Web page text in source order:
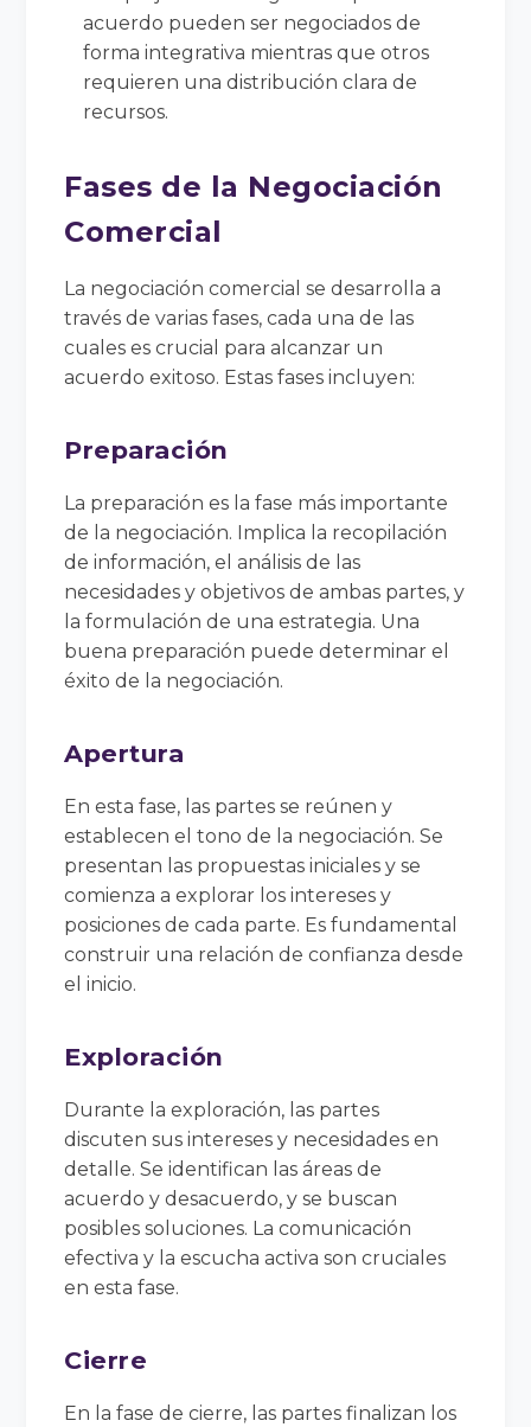
acuerdo pueden ser negociados de
forma integrativa mientras que otros
requieren una distribución clara de
recursos.
Fases de la Negociación
Comercial
La negociación comercial se desarrolla a
través de varias fases, cada una de las
cuales es crucial para alcanzar un
acuerdo exitoso. Estas fases incluyen:
Preparación
La preparación es la fase más importante
de la negociación. Implica la recopilación
de información, el análisis de las
necesidades y objetivos de ambas partes, y
la formulación de una estrategia. Una
buena preparación puede determinar el
éxito de la negociación.
Apertura
En esta fase, las partes se reúnen y
establecen el tono de la negociación. Se
presentan las propuestas iniciales y se
comienza a explorar los intereses y
posiciones de cada parte. Es fundamental
construir una relación de confianza desde
el inicio.
Exploración
Durante la exploración, las partes
discuten sus intereses y necesidades en
detalle. Se identifican las áreas de
acuerdo y desacuerdo, y se buscan
posibles soluciones. La comunicación
efectiva y la escucha activa son cruciales
en esta fase.
Cierre
En la fase de cierre, las partes finalizan los